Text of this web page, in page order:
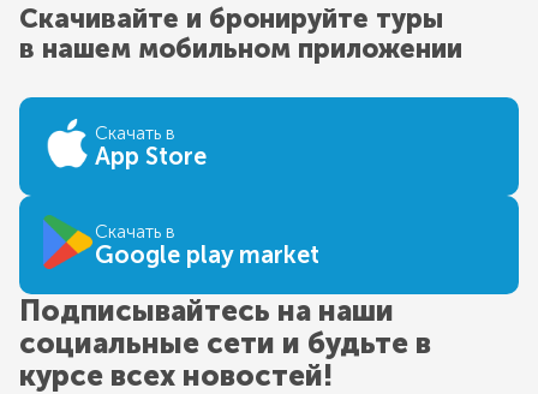
Скачивайте и бронируйте туры
в нашем мобильном приложении
Скачать в
App Store
Скачать в
Google play market
Подписывайтесь на наши
социальные сети и будьте в
курсе всех новостей!